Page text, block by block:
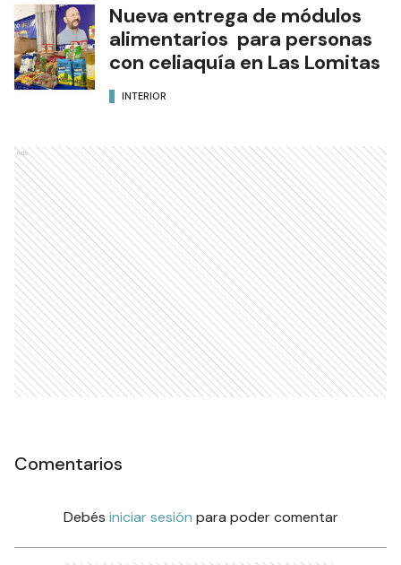
Nueva entrega de módulos
alimentarios para personas
con celiaquía en Las Lomitas
INTERIOR
Ads
Comentarios
Debés iniciar sesión para poder comentar